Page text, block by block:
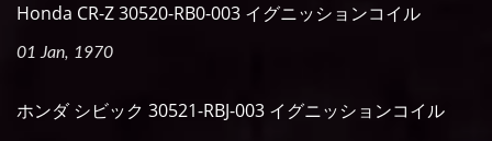
Honda CR-Z 30520-RB0-003 イグニッションコイル
01 Jan, 1970
ホンダ シビック 30521-RBJ-003 イグニッションコイル